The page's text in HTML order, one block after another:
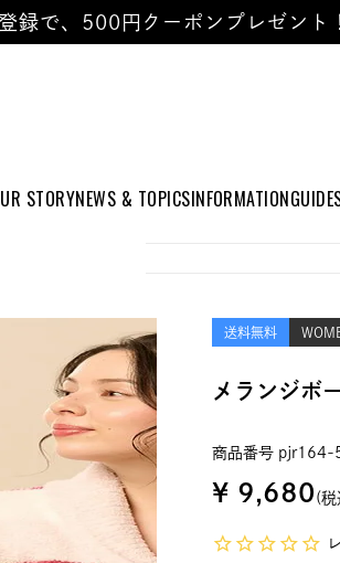
STORYNEWS & TOPICSINFORMATIONGUIDE
録で、500円クーポンプレゼント
送料無料
メランジボ
商品番号 pjr164-
¥ 9,680 税